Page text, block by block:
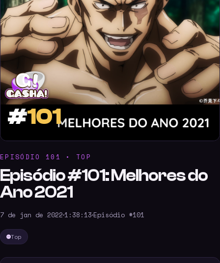
#101
EPISÓDIO 101 • TOP
Episódio #101: Melhores do
Ano 2021
7 de jan de 2022 1:38:13 Episódio #101
Top